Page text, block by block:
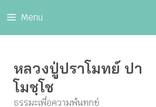
Menu
หลวงปู่ปราโมทย์ ปา
โมชฺโช
ธรรมะเพื่อความพ้นทุกข์